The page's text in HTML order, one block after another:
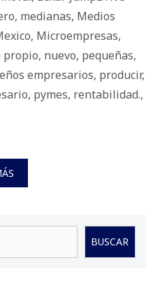
, medianas, Medios
, Microempresas,
propio, nuevo, pequeñas,
empresarios, producir,
, pymes, rentabilidad.,
BUSCAR